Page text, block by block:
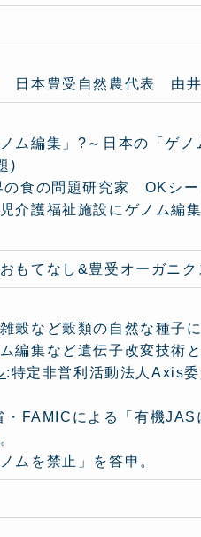
日本豊受自然農代表 由井
ム編集」?～日本の「ゲ
)
の食の問題研究家 OKシー
児介護福祉施設にゲノム編
もてなし&豊受オーガニ
穀など穀類の自然な種子
編集など遺伝子改変技術
:特定非営利活動法人Axis
FAMICによる「有機
ムを禁止」を答申。